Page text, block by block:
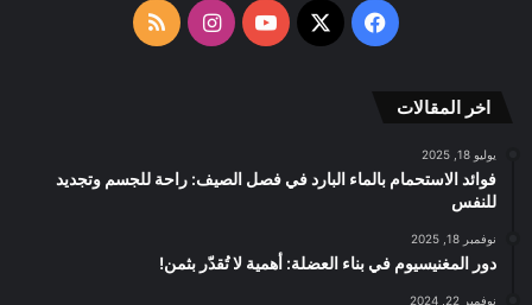
الموقع
فيسبوك
‫X
‫YouTubeانستقرامملخص
اخر المقالات
يوليو 18, 2025
فوائد الاستحمام بالماء البارد في فصل الصيف: راحة للجسم وتجديد
للنفس
نوفمبر 18, 2025
دور المغنيسيوم في بناء العضلة: أهمية لا تُقدّر بثمن!
نوفمبر 22, 2024